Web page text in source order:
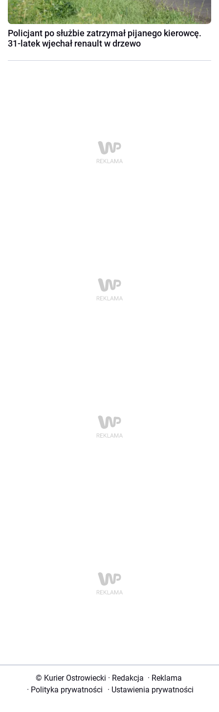
Policjant po służbie zatrzymał pijanego kierowcę.
31-latek wjechał renault w drzewo
© Kurier Ostrowiecki · Redakcja · Reklama
· Polityka prywatności · Ustawienia prywatności